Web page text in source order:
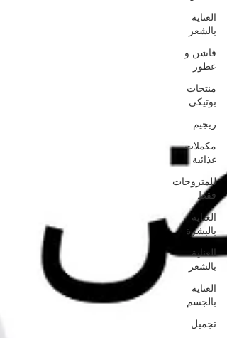
العناية
بالشعر
فاشن و
عطور
منتجات
بوتيكي
ريجيم
مكملات
غذائية
للمتزوجات
فقط
العناية
بالبشرة
العناية
بالشعر
العناية
بالجسم
تجميل